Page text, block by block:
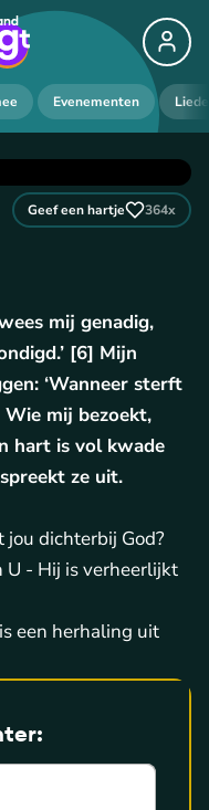
Evenementen
Geef een hartje 364x
mij genadig,
[6] Mijn
‘Wanneer sterft
mij bezoekt,
hart is vol kwade
ze uit.
dichterbij God?
U - Hij is verheerlijkt
een herhaling uit